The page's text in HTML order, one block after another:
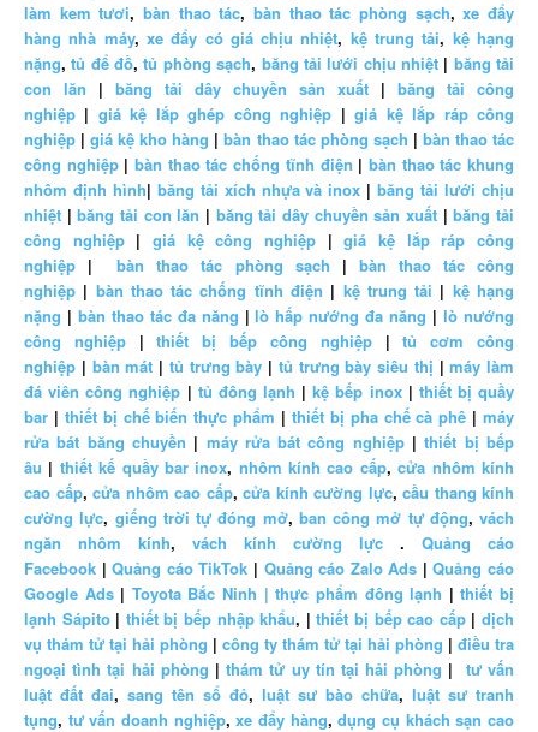
làm kem tươi,bàn thao tác,bàn thao tác phòng sạch,xe đẩy
hàng nhà máy, xe đẩy có giá chịu nhiệt, kệ trung tải, kệ hạng
nặng,tủ để đồ,tủ phòng sạch, băng tải lưới chịu nhiệt| băng tải
con lăn | băng tải dây chuyền sản xuất | băng tải công
nghiệp | giá kệ lắp ghép công nghiệp |giá kệ lắp ráp công
nghiệp |giá kệ kho hàng |bàn thao tác phòng sạch | bàn thao tác
công nghiệp|bàn thao tác chống tĩnh điện | bàn thao tác khung
nhôm định hình| băng tải xích nhựa và inox |băng tải lưới chịu
nhiệt |băng tải con lăn | băng tải dây chuyền sản xuất |băng tải
công nghiệp|giá kệ công nghiệp |giá kệ lắp ráp công
nghiệp |bàn thao tác phòng sạch | bàn thao tác công
nghiệp | bàn thao tác chống tĩnh điện | kệ trung tải | kệ hạng
nặng | bàn thao tác đa năng |lò hấp nướng đa năng |lò nướng
công nghiệp|thiết bị bếp công nghiệp|tủ cơm công
nghiệp | bàn mát | tủ trưng bày | tủ trưng bày siêu thị |máy làm
đá viên công nghiệp | tủ đông lạnh |kệ bếp inox| thiết bị quầy
bar | thiết bị chế biến thực phẩm | thiết bị pha chế cà phê | máy
rửa bát băng chuyền | máy rửa bát công nghiệp|thiết bị bếp
âu | thiết kế quầy bar inox, nhôm kính cao cấp,cửa nhôm kính
cao cấp, cửa nhôm cao cấp, cửa kính cường lực, cầu thang kính
cường lực, giếng trời tự đóng mở, ban công mở tự động, vách
ngăn nhôm kính, vách kính cường lực . Quảng cáo
Facebook |Quảng cáo TikTok | Quảng cáo Zalo Ads |Quảng cáo
Google Ads| Toyota Bắc Ninh | thực phẩm đông lạnh |thiết bị
lạnh Sápito | thiết bị bếp nhập khẩu, |thiết bị bếp cao cấp|dịch
vụ thám tử tại hải phòng | công ty thám tử tại hải phòng | điều tra
ngoại tình tại hải phòng |thám tử uy tín tại hải phòng | tư vấn
luật đất đai, sang tên sổ đỏ, luật sư bào chữa, luật sư tranh
tụng, tư vấn doanh nghiệp,xe đẩy hàng,dụng cụ khách sạn cao